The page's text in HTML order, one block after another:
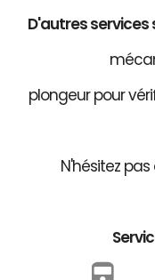
D'autres
plongeur pour
N'hésitez